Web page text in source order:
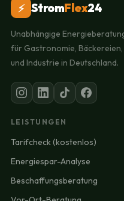
⚡ StromFlex24
Unabhängige
für Gastronomie, Bäckereien,
und Industrie in Deutschland.
LEISTUNGEN
Tarifcheck (kostenlos)
Energiespar-Analyse
Beschaffungsberatung